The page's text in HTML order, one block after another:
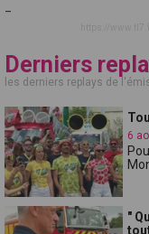
Derniers
les derniers replays de
6
"